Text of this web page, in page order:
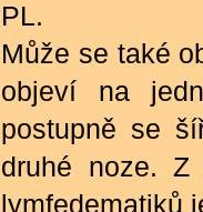
PL.
Může se také
objeví na
postupně se
druhé noze. Z
lymfedematiků